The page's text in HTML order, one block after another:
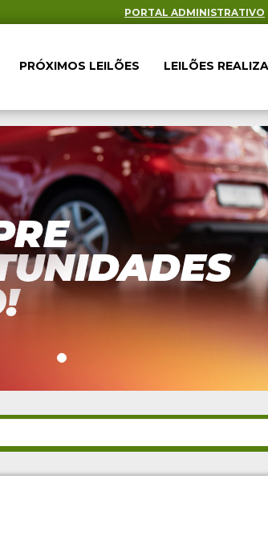
PORTAL ADMINISTRATIVO
PRÓXIMOS LEILÕES LEILÕES